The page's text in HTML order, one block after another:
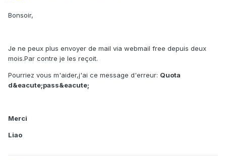
Bonsoir,
Je ne peux plus envoyer de mail via webmail free depuis deux
mois.Par contre je les reçoit.
Pourriez vous m'aider,j'ai ce message d'erreur: Quota
d&eacute;pass&eacute;
Merci
Liao